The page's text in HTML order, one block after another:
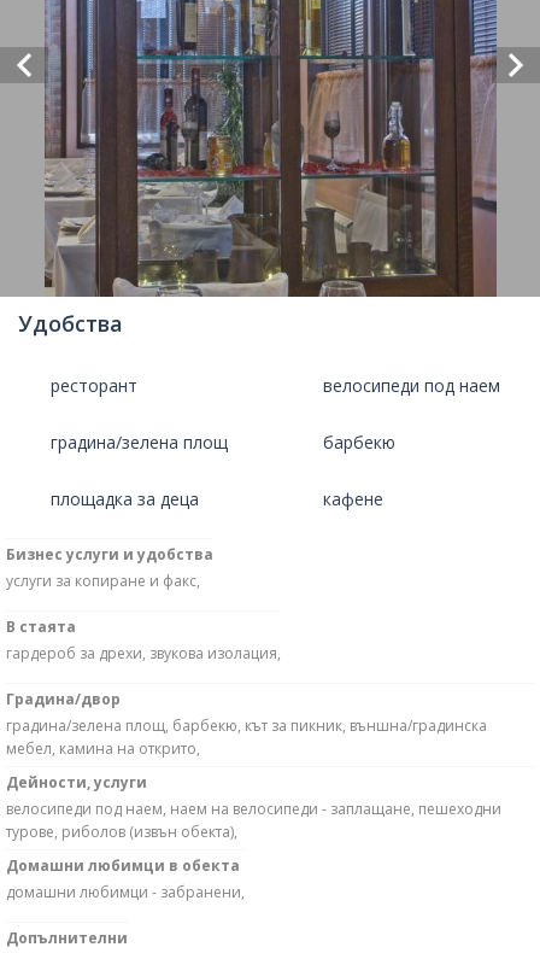
Удобства
ресторант велосипеди под наем
градина/зелена площ барбекю
площадка за деца кафене
Бизнес услуги и удобства
услуги за копиране и факс,
В стаята
гардероб за дрехи, звукова изолация,
Градина/двор
градина/зелена площ, барбекю, кът за пикник, външна/градинска
мебел, камина на открито,
Дейности, услуги
велосипеди под наем, наем на велосипеди - заплащане, пешеходни
турове, риболов (извън обекта),
Домашни любимци в обекта
домашни любимци - забранени,
Допълнителни